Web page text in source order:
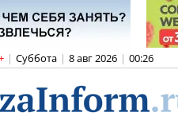
| Суббота | 8 авг 2026 | 00:26